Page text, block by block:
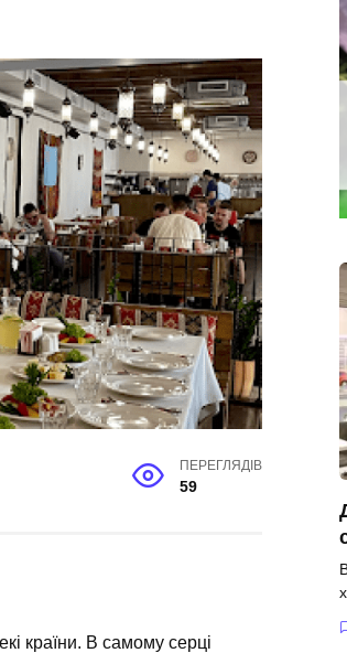
ПЕРЕГЛЯДІВ
59
країни. В самому серці